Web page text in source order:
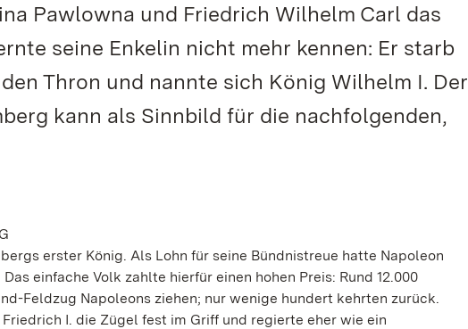
Pawlowna und Friedrich Wilhelm Carl das
seine Enkelin nicht mehr kennen: Er starb
Thron und nannte sich König Wilhelm I. Der
kann als Sinnbild für die nachfolgenden,
erster König. Als Lohn für seine Bündnistreue hatte Napoleon
einfache Volk zahlte hierfür einen hohen Preis: Rund 12.000
Feldzug Napoleons ziehen; nur wenige hundert kehrten zurück.
I. die Zügel fest im Griff und regierte eher wie ein